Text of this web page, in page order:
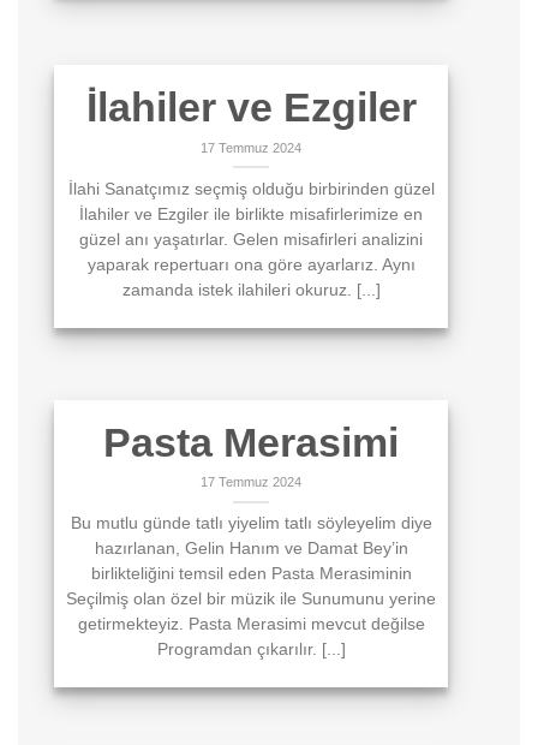
İlahiler ve Ezgiler
17 Temmuz 2024
İlahi Sanatçımız seçmiş olduğu birbirinden güzel
İlahiler ve Ezgiler ile birlikte misafirlerimize en
güzel anı yaşatırlar. Gelen misafirleri analizini
yaparak repertuarı ona göre ayarlarız. Aynı
zamanda istek ilahileri okuruz. [...]
Pasta Merasimi
17 Temmuz 2024
Bu mutlu günde tatlı yiyelim tatlı söyleyelim diye
hazırlanan, Gelin Hanım ve Damat Bey’in
birlikteliğini temsil eden Pasta Merasiminin
Seçilmiş olan özel bir müzik ile Sunumunu yerine
getirmekteyiz. Pasta Merasimi mevcut değilse
Programdan çıkarılır. [...]